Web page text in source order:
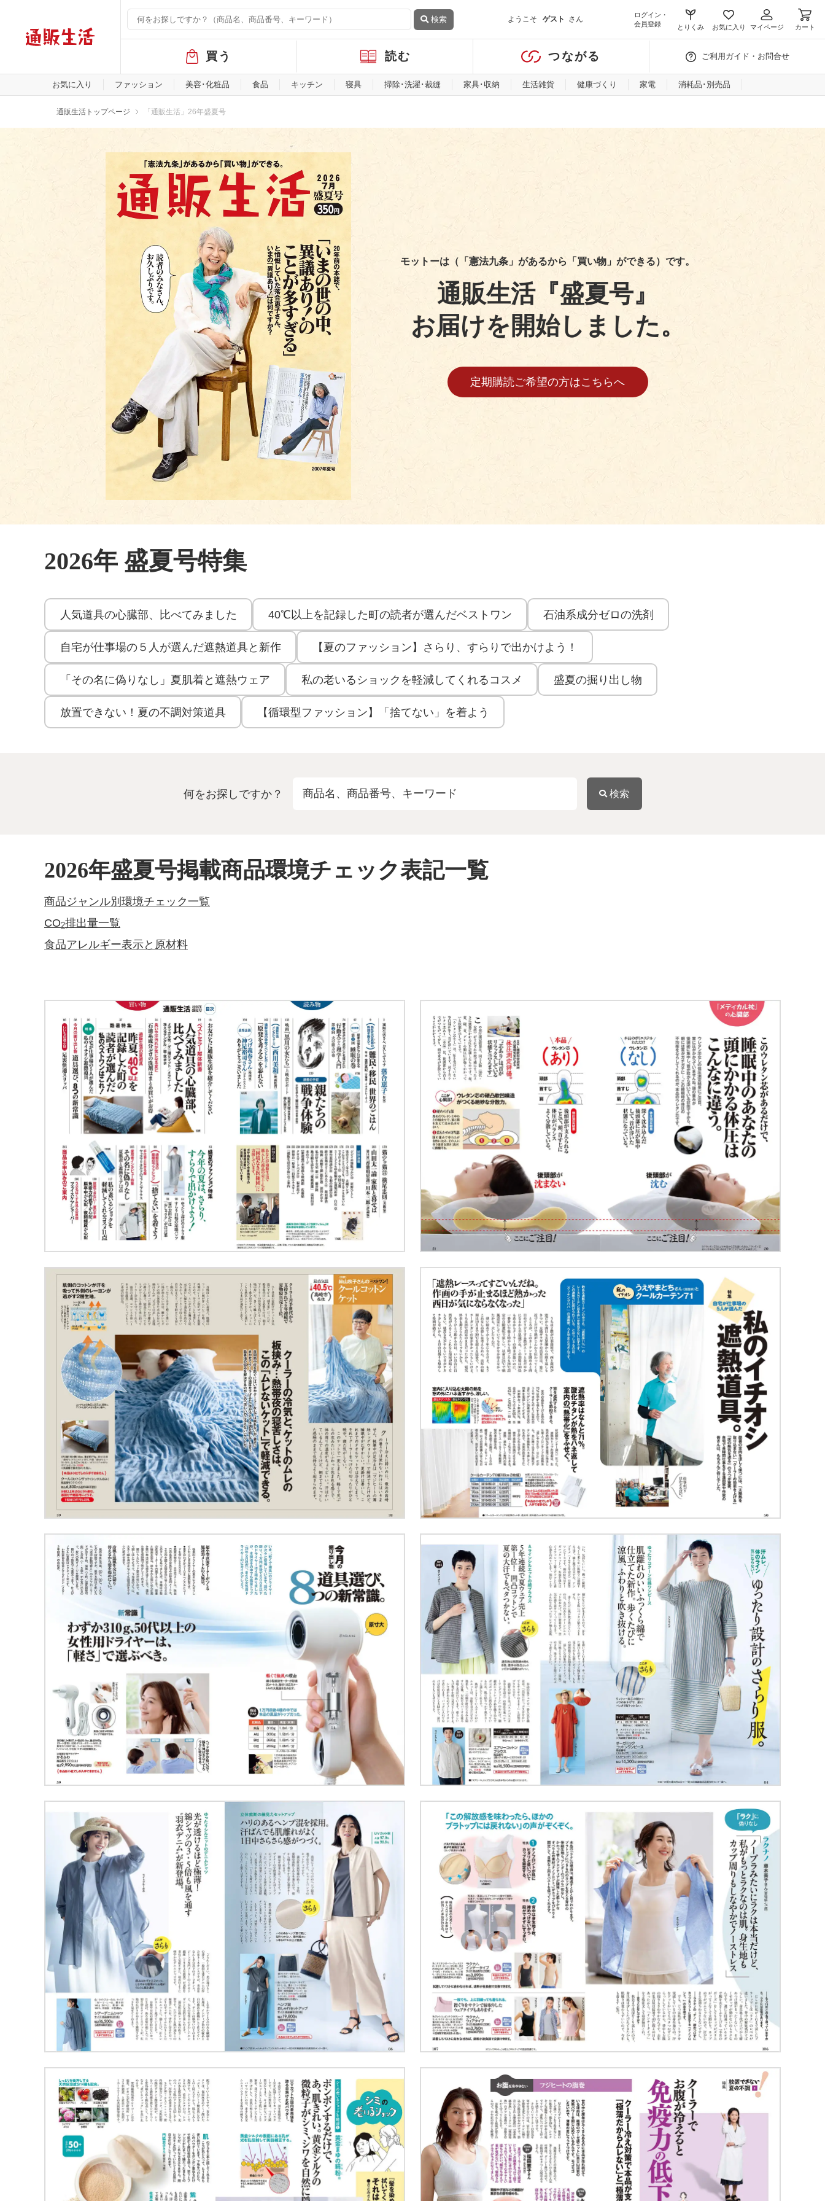
検索 ようこそ ゲスト さん
ログイン・
会員登録
とりくみ お気に入り マイページ カート
バ
ル
メ
買う 読む つながる ご利用ガイド・お問合せ
お気に入り ファッション 美容･化粧品 食品 キッチン 寝具 掃除･洗濯･裁縫 家具･収納 生活雑貨 健康づくり 家電 消耗品･別売品
通販生活トップページ 「通販生活」26年盛夏号
モットーは（「憲法九条」があるから 「買い物」ができる）です。
通販生活『盛夏号』
お届けを開始しました。
定期購読ご希望の方はこちらへ
2026年 盛夏号特集
人気道具の心臓部、比べてみました 40℃以上を記録した町の読者が選んだベストワン 石油系成分ゼロの洗剤
自宅が仕事場の５人が選んだ遮熱道具と新作 【夏のファッション】さらり、すらりで出かけよう！
「その名に偽りなし」夏肌着と遮熱ウェア 私の老いるショックを軽減してくれるコスメ 盛夏の掘り出し物
放置できない！夏の不調対策道具 【循環型ファッション】「捨てない」を着よう
何をお探しですか？ 検索
2026年盛夏号掲載商品環境チェック表記一覧
商品ジャンル別環境チェック一覧
CO2排出量一覧
食品アレルギー表示と原材料